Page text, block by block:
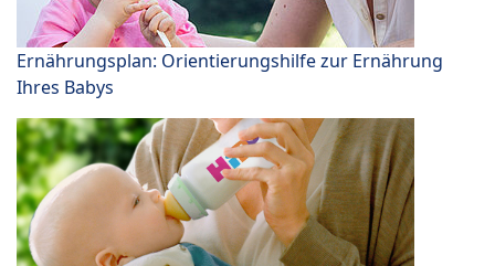
Ernährungsplan: Orientierungshilfe zur Ernährung
Ihres Babys